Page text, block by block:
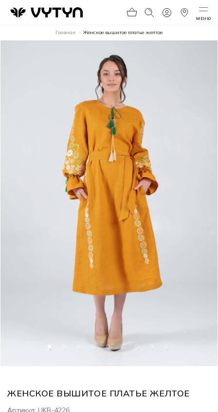
МЕНЮ
Главная Женское вышитое платье желтое
ЖЕНСКОЕ ВЫШИТОЕ ПЛАТЬЕ ЖЕЛТОЕ
Артикул: UKR-4226